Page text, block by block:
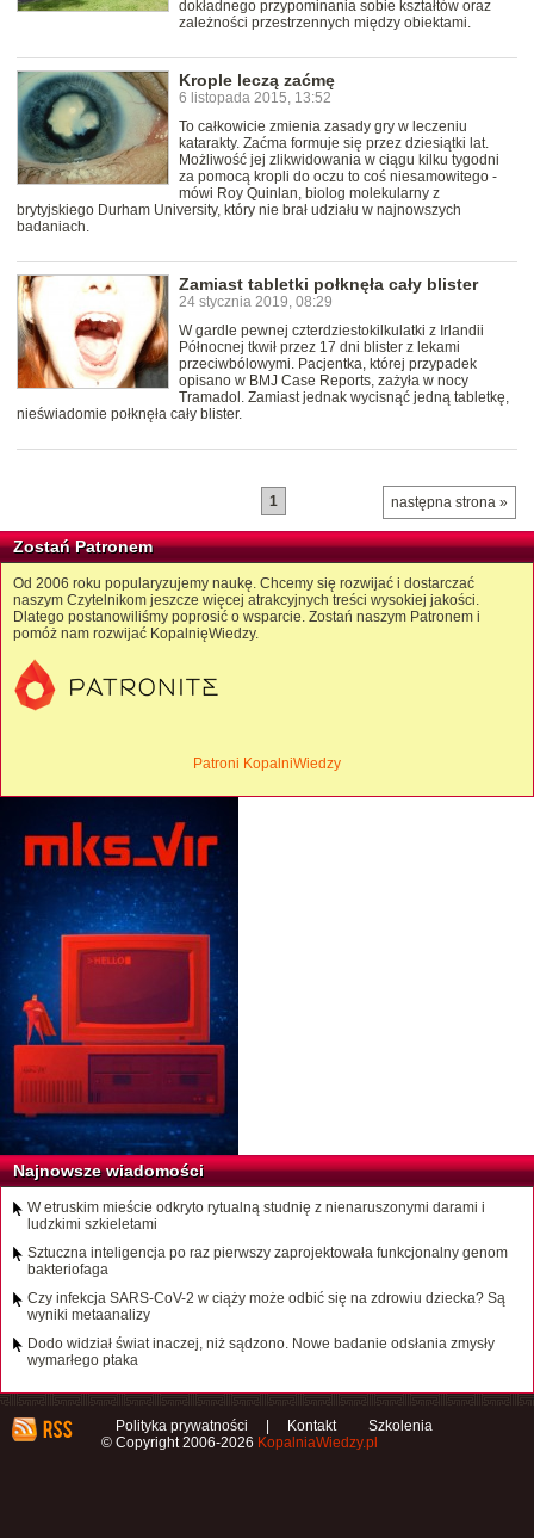
dokładnego przypominania sobie kształtów oraz
zależności przestrzennych między obiektami.
Krople leczą zaćmę
6 listopada 2015, 13:52
To całkowicie zmienia zasady gry w leczeniu
katarakty. Zaćma formuje się przez dziesiątki lat.
Możliwość jej zlikwidowania w ciągu kilku tygodni
za pomocą kropli do oczu to coś niesamowitego -
mówi Roy Quinlan, biolog molekularny z
brytyjskiego Durham University, który nie brał udziału w najnowszych
badaniach.
Zamiast tabletki połknęła cały blister
24 stycznia 2019, 08:29
W gardle pewnej czterdziestokilkulatki z Irlandii
Północnej tkwił przez 17 dni blister z lekami
przeciwbólowymi. Pacjentka, której przypadek
opisano w BMJ Case Reports, zażyła w nocy
Tramadol. Zamiast jednak wycisnąć jedną tabletkę,
nieświadomie połknęła cały blister.
następna strona »
1
Zostań Patronem
Od 2006 roku popularyzujemy naukę. Chcemy się rozwijać i dostarczać
naszym Czytelnikom jeszcze więcej atrakcyjnych treści wysokiej jakości.
Dlatego postanowiliśmy poprosić o wsparcie. Zostań naszym Patronem i
pomóż nam rozwijać KopalnięWiedzy.
Patroni KopalniWiedzy
Najnowsze wiadomości
W etruskim mieście odkryto rytualną studnię z nienaruszonymi darami i
ludzkimi szkieletami
Sztuczna inteligencja po raz pierwszy zaprojektowała funkcjonalny genom
bakteriofaga
Czy infekcja SARS-CoV-2 w ciąży może odbić się na zdrowiu dziecka? Są
wyniki metaanalizy
Dodo widział świat inaczej, niż sądzono. Nowe badanie odsłania zmysły
wymarłego ptaka
Polityka prywatności Kontakt
Szkolenia
© Copyright 2006-2026 KopalniaWiedzy.pl